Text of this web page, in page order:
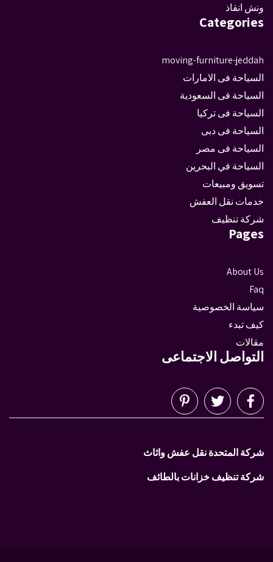
ونش انقاذ
Categories
moving-furniture-jeddah
السياحة فى الامارات
السياحة فى السعودية
السياحة فى تركيا
السياحة فى دبى
السياحة فى مصر
السياحة في البحرين
تسويق ومبيعات
خدمات نقل العفش
شركة تنظيف
Pages
About Us
Faq
سياسة الخصوصية
كيف تبدء
مقالات
التواصل الاجتماعى
شركة المتحدة نقل عفش واثاث
شركة تنظيف خزانات بالطائف